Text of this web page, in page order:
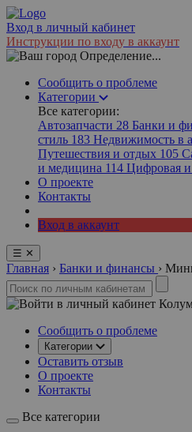
Вход в личный кабинет
Инструкции по входу в аккаунт
Определение...
Сообщить о проблеме
Категории
Все категории:
Автозапчасти 28 Банки и
стиль 183 Недвижимость в
Путешествия и отдых 105
и медицина 114 Цифровая и
О проекте
Контакты
Вход в аккаунт
☰ ✕
Главная › Банки и финансы ›
Сообщить о проблеме
Категории
Оставить отзыв
О проекте
Контакты
Все категории